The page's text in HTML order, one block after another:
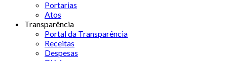
Portarias
Atos
Transparência
Portal da Transparência
Receitas
Despesas